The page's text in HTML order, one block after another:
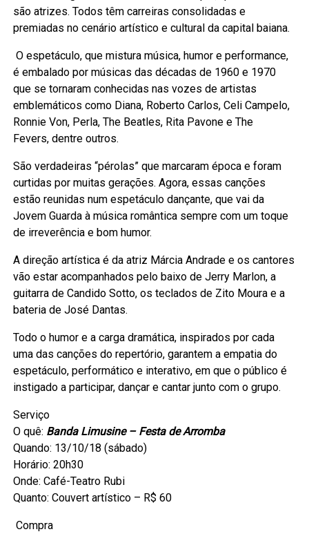
são atrizes. Todos têm carreiras consolidadas e
premiadas no cenário artístico e cultural da capital baiana.
O espetáculo, que mistura música, humor e performance,
é embalado por músicas das décadas de 1960 e 1970
que se tornaram conhecidas nas vozes de artistas
emblemáticos como Diana, Roberto Carlos, Celi Campelo,
Ronnie Von, Perla, The Beatles, Rita Pavone e The
Fevers, dentre outros.
São verdadeiras “pérolas” que marcaram época e foram
curtidas por muitas gerações. Agora, essas canções
estão reunidas num espetáculo dançante, que vai da
Jovem Guarda à música romântica sempre com um toque
de irreverência e bom humor.
A direção artística é da atriz Márcia Andrade e os cantores
vão estar acompanhados pelo baixo de Jerry Marlon, a
guitarra de Candido Sotto, os teclados de Zito Moura e a
bateria de José Dantas.
Todo o humor e a carga dramática, inspirados por cada
uma das canções do repertório, garantem a empatia do
espetáculo, performático e interativo, em que o público é
instigado a participar, dançar e cantar junto com o grupo.
Serviço
O quê: Banda Limusine – Festa de Arromba
Quando: 13/10/18 (sábado)
Horário: 20h30
Onde: Café-Teatro Rubi
Quanto: Couvert artístico – R$ 60
Compra